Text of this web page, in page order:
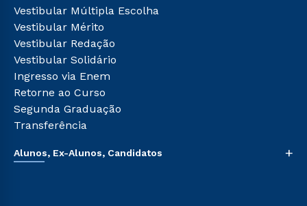
Ética e Integridade
Cursos de Medicina
Cursos Livres
Cursos Técnicos
Cursos Profissionalizantes
Vestibular Múltipla Escolha
Vestibular Mérito
Vestibular Redação
Vestibular Solidário
Ingresso via Enem
Retorne ao Curso
Segunda Graduação
Transferência
Alunos, Ex-Alunos, Candidatos +